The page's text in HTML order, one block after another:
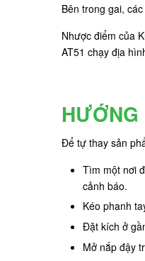
Bên trong gai,
Nhược điểm của
AT51 chạy địa
Để tự thay sản
Tìm một nơi
cảnh báo.
Kéo phanh
Đặt kích ở
Mở nắp đậy